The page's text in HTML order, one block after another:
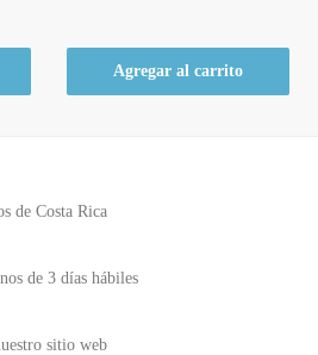
Agregar al carrito
de Costa Rica
de 3 días hábiles
sitio web